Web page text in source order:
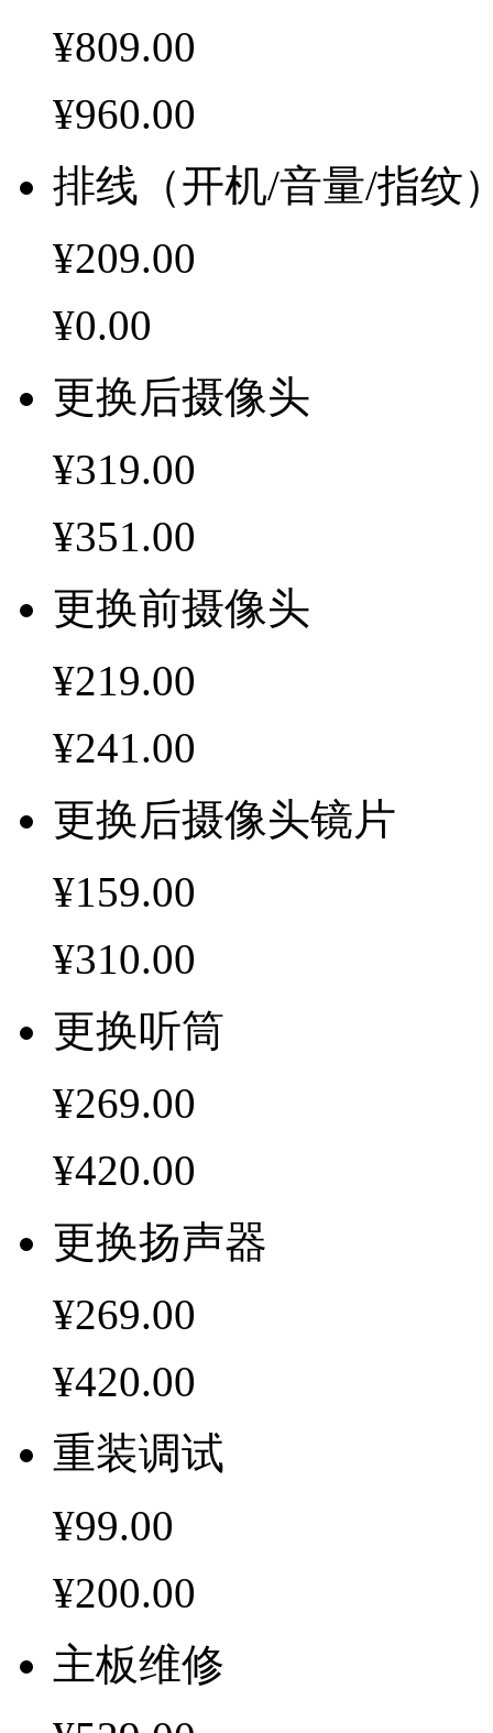
¥809.00
¥960.00
排线（开机/音量/指纹
¥209.00
¥0.00
更换后摄像头
¥319.00
¥351.00
更换前摄像头
¥219.00
¥241.00
更换后摄像头镜片
¥159.00
¥310.00
更换听筒
¥269.00
¥420.00
更换扬声器
¥269.00
¥420.00
重装调试
¥99.00
¥200.00
主板维修